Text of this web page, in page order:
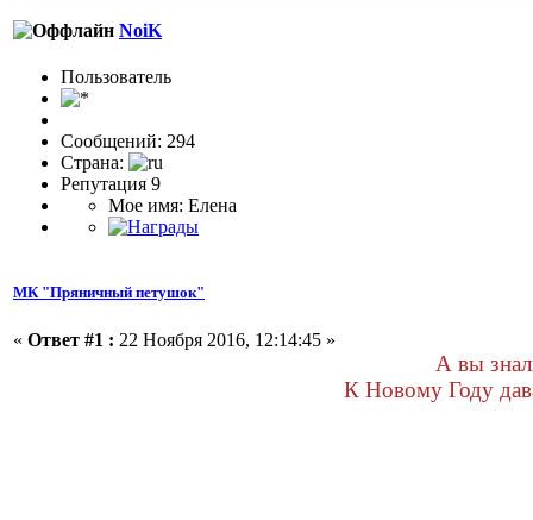
NoiK
Пользовaтeль
Сообщений: 294
Страна:
Репутация 9
Мое имя: Елена
МК "Пряничный петушок"
« Ответ #1 : 22 Ноября 2016, 12:14:45 »
А вы
К Новому Году